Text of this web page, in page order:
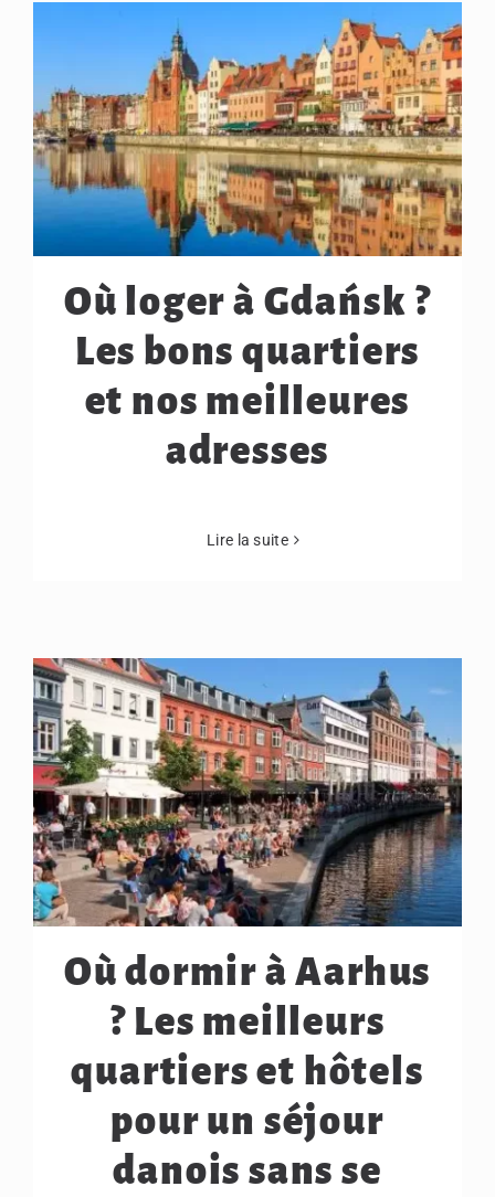
Où loger à Gdańsk ?
Les bons quartiers
et nos meilleures
adresses
Lire la suite
Où dormir à Aarhus
? Les meilleurs
quartiers et hôtels
pour un séjour
danois sans se